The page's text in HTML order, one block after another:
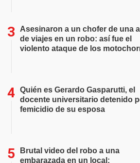
Asesinaron a un chofer de una
de viajes en un robo: así fue el
violento ataque de los
Quién es Gerardo Gasparutti, el
docente universitario detenido
femicidio de su esposa
Brutal video del robo a una
embarazada en un local: